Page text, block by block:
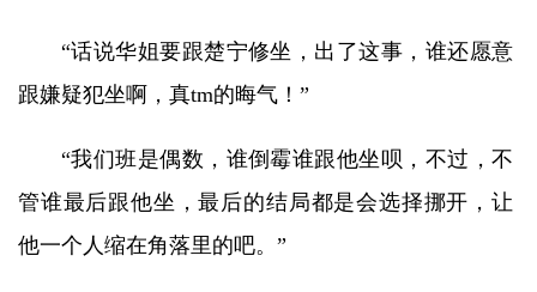
“话说华姐要跟楚宁修坐，出了这事，谁还愿意
跟嫌疑犯坐啊，真tm的晦气！”
“我们班是偶数，谁倒霉谁跟他坐呗，不过，不
管谁最后跟他坐，最后的结局都是会选择挪开，让
他一个人缩在角落里的吧。”